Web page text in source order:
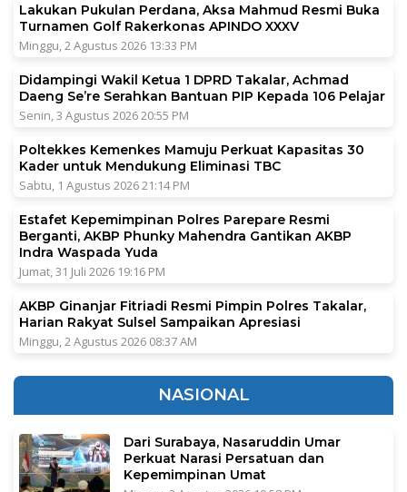
Lakukan Pukulan Perdana, Aksa Mahmud Resmi Buka
Turnamen Golf Rakerkonas APINDO XXXV
Minggu, 2 Agustus 2026 13:33 PM
Didampingi Wakil Ketua 1 DPRD Takalar, Achmad
Daeng Se’re Serahkan Bantuan PIP Kepada 106 Pelajar
Senin, 3 Agustus 2026 20:55 PM
Poltekkes Kemenkes Mamuju Perkuat Kapasitas 30
Kader untuk Mendukung Eliminasi TBC
Sabtu, 1 Agustus 2026 21:14 PM
Estafet Kepemimpinan Polres Parepare Resmi
Berganti, AKBP Phunky Mahendra Gantikan AKBP
Indra Waspada Yuda
Jumat, 31 Juli 2026 19:16 PM
AKBP Ginanjar Fitriadi Resmi Pimpin Polres Takalar,
Harian Rakyat Sulsel Sampaikan Apresiasi
Minggu, 2 Agustus 2026 08:37 AM
NASIONAL
Dari Surabaya, Nasaruddin Umar
Perkuat Narasi Persatuan dan
Kepemimpinan Umat